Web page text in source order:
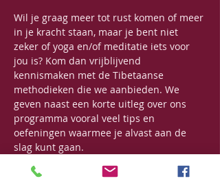
Wil je graag meer tot rust komen of meer
in je kracht staan, maar je bent niet
zeker of yoga en/of meditatie iets voor
jou is? Kom dan vrijblijvend
kennismaken met de Tibetaanse
methodieken die we aanbieden. We
geven naast een korte uitleg over ons
programma vooral veel tips en
oefeningen waarmee je alvast aan de
slag kunt gaan.
hier